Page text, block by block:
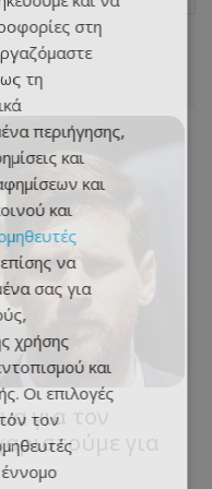
για τον
για
στη
τη
περιήγησης,
και
και
και
να
σας για
χρήσης
και
Οι επιλογές
τον